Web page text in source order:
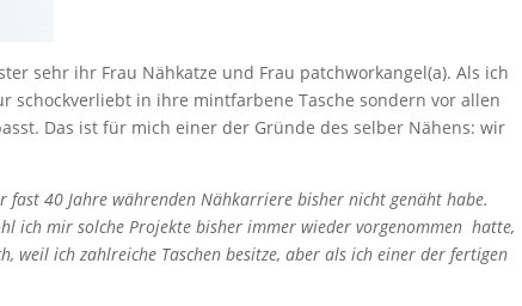
sehr ihr Frau Nähkatze und Frau patchworkangel(a). Als ich
schockverliebt in ihre mintfarbene Tasche sondern vor allen
Das ist für mich einer der Gründe des selber Nähens: wir
fast 40 Jahre währenden Nähkarriere bisher nicht genäht habe.
ich mir solche Projekte bisher immer wieder vorgenommen hatte,
weil ich zahlreiche Taschen besitze, aber als ich einer der fertigen